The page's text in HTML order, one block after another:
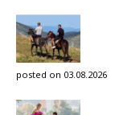
posted on 03.08.2026